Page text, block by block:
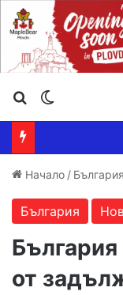
Търсене ...
Начало / България
България
България
от